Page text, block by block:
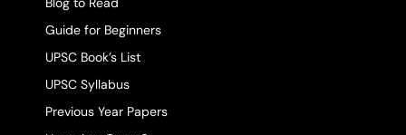
Guide for Beginners
UPSC Book’s List
UPSC Syllabus
Previous Year Papers